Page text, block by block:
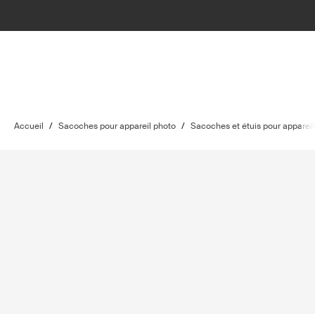
Accueil / Sacoches pour appareil photo / Sacoches et étuis pour